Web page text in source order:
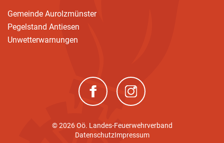
Gemeinde Aurolzmünster
Pegelstand Antiesen
Unwetterwarnungen
(neues Fenster)(neues Fenster)
© 2026 Oö. Landes-Feuerwehrverband
DatenschutzImpressum